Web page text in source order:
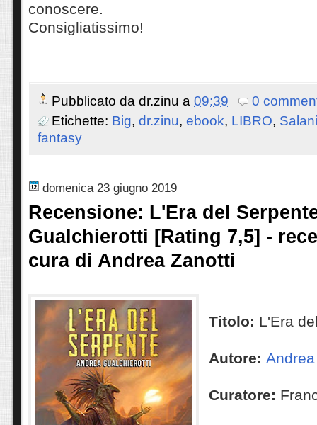
conoscere.
Consigliatissimo!
Pubblicato da dr.zinu a 09:39
0
Etichette: Big, dr.zinu, ebook, LIBRO,
fantasy
domenica 23 giugno 2019
Recensione: L'Era del
Gualchierotti [Rating 7,5] -
cura di Andrea Zanotti
Titolo: L'Era
Autore:
Curatore: